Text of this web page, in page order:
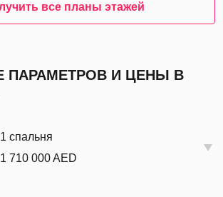
все планы этажей
ПАРАМЕТРОВ И ЦЕНЫ В
1 спальня
1 710 000 AED